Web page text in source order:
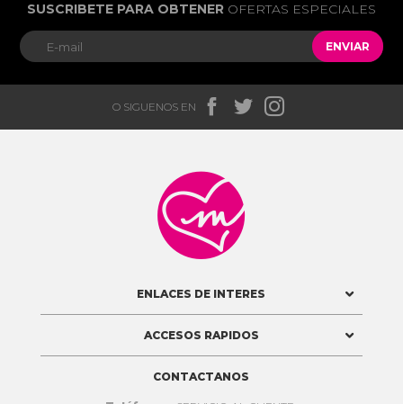
SUSCRIBETE PARA OBTENER OFERTAS ESPECIALES
ENVIAR
O SIGUENOS EN   

ENLACES DE INTERES
ACCESOS RAPIDOS
CONTACTANOS